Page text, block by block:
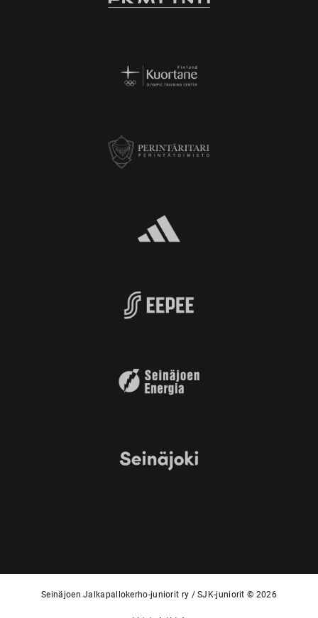
Seinäjoen Jalkapallokerho-juniorit ry / SJK-juniorit © 2026